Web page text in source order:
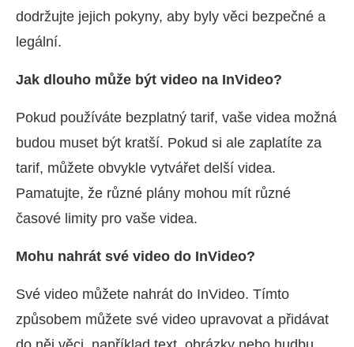
dodržujte jejich pokyny, aby byly věci bezpečné a
legální.
Jak dlouho může být video na InVideo?
Pokud používáte bezplatný tarif, vaše videa možná
budou muset být kratší. Pokud si ale zaplatíte za
tarif, můžete obvykle vytvářet delší videa.
Pamatujte, že různé plány mohou mít různé
časové limity pro vaše videa.
Mohu nahrát své video do InVideo?
Své video můžete nahrát do InVideo. Tímto
způsobem můžete své video upravovat a přidávat